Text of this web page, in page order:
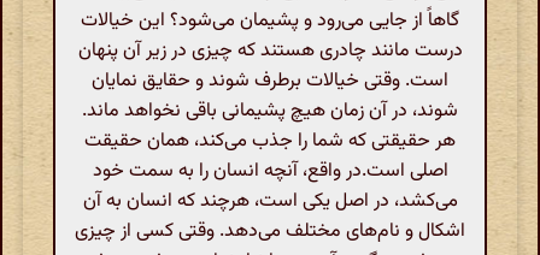
گاهاً از جایی می‌رود و پشیمان می‌شود؟ این خیالات
درست مانند چادری هستند که چیزی در زیر آن پنهان
است. وقتی خیالات برطرف شوند و حقایق نمایان
شوند، در آن زمان هیچ پشیمانی باقی نخواهد ماند.
هر حقیقتی که شما را جذب می‌کند، همان حقیقت
اصلی است.در واقع، آنچه انسان را به سمت خود
می‌کشد، در اصل یکی است، هرچند که انسان به آن
اشکال و نام‌های مختلف می‌دهد. وقتی کسی از چیزی